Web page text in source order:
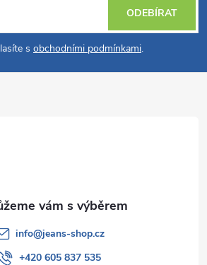
s obchodními podmínkami.
ODEBÍRAT
info@jeans-shop.cz
+420 605 837 535